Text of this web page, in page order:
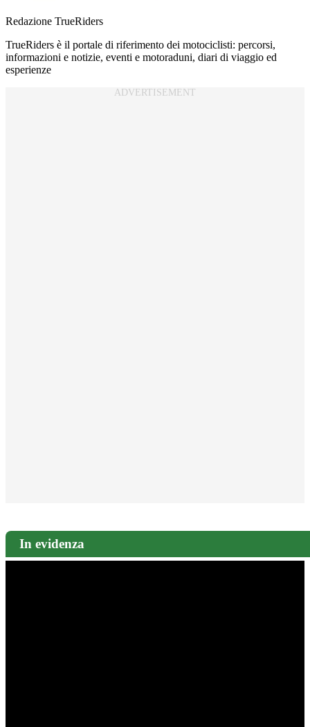
Redazione TrueRiders
TrueRiders è il portale di riferimento dei motociclisti: percorsi,
informazioni e notizie, eventi e motoraduni, diari di viaggio ed
esperienze
In evidenza